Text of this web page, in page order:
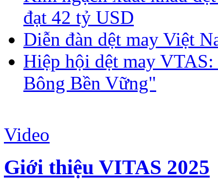
đạt 42 tỷ USD
Diễn đàn dệt may Việt
Hiệp hội dệt may
Bông Bền Vững"
Video
Giới thiệu VITAS 2025